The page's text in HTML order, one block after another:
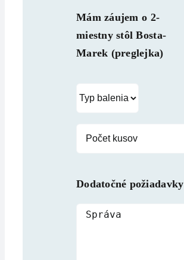
Mám záujem o 2-
miestny stôl Bosta-
Marek (preglejka)
Dodatočné požiadavky